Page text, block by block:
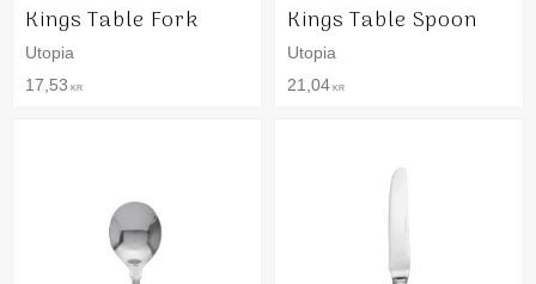
Kings Table Fork
Utopia
17,53 KR
Kings Table Spoon
Utopia
21,04 KR